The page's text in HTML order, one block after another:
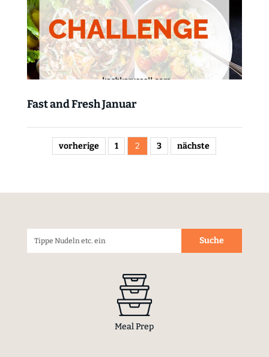
Fast and Fresh Januar
vorherige 1 2 3 nächste
Meal Prep